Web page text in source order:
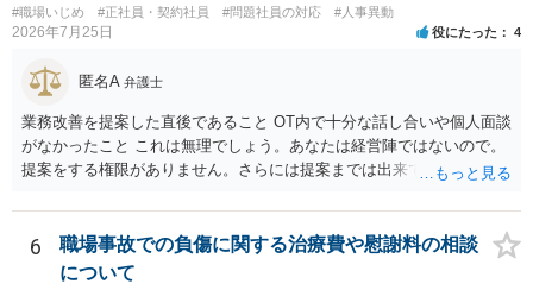
#職場いじめ #正社員・契約社員 #問題社員の対応 #人事異動
2026年7月25日 役にたった 4
匿名A 弁護士
業務改善を提案した直後であること OT内で十分な話し合いや個人面談
がなかったこと これは無理でしょう。あなたは経営陣ではないので。
提案をする権限がありません。さらには提案までは出来ても、会社が
況を報告する義務もありません。 権限がないことをして、相手が応じ
ないのは当然で、それで適応障害になっても、そもそも相手は適法で
すので、対応は難しいでしょう。
6
職場事故での負傷に関する治療費や慰謝料の相談
について